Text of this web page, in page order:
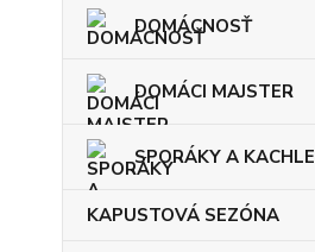
DOMÁCNOSŤ
DOMÁCI MAJSTER
SPORÁKY A KACHLE
KAPUSTOVÁ SEZÓNA